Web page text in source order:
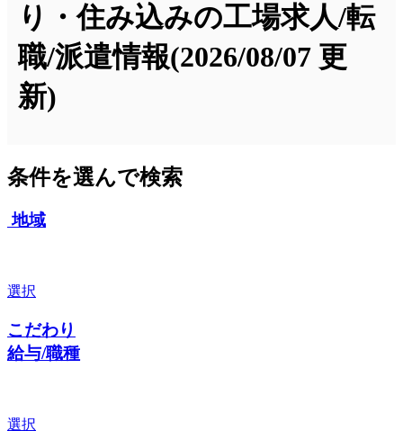
り・住み込みの工場求人/転
職/派遣情報(2026/08/07 更
新)
条件を選んで検索
地域
選択
こだわり
給与/職種
選択